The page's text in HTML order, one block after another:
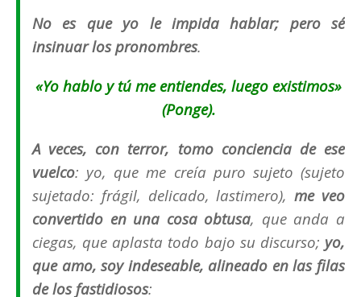
No es que yo le impida hablar; pero sé
insinuar los pronombres.
«Yo hablo y tú me entiendes, luego existimos»
(Ponge).
A veces, con terror, tomo conciencia de ese
vuelco: yo, que me creía puro sujeto (sujeto
sujetado: frágil, delicado, lastimero),me veo
convertido en una cosa obtusa, que anda a
ciegas, que aplasta todo bajo su discurso; yo,
que amo, soy indeseable, alineado en las filas
de los fastidiosos: